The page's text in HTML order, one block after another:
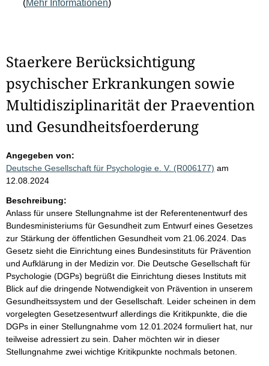
(Mehr Informationen)
Staerkere Berücksichtigung
psychischer Erkrankungen sowie
Multidisziplinarität der Praevention
und Gesundheitsfoerderung
Angegeben von:
Deutsche Gesellschaft für Psychologie e. V. (R006177) am
12.08.2024
Beschreibung:
Anlass für unsere Stellungnahme ist der Referentenentwurf des
Bundesministeriums für Gesundheit zum Entwurf eines Gesetzes
zur Stärkung der öffentlichen Gesundheit vom 21.06.2024. Das
Gesetz sieht die Einrichtung eines Bundesinstituts für Prävention
und Aufklärung in der Medizin vor. Die Deutsche Gesellschaft für
Psychologie (DGPs) begrüßt die Einrichtung dieses Instituts mit
Blick auf die dringende Notwendigkeit von Prävention in unserem
Gesundheitssystem und der Gesellschaft. Leider scheinen in dem
vorgelegten Gesetzesentwurf allerdings die Kritikpunkte, die die
DGPs in einer Stellungnahme vom 12.01.2024 formuliert hat, nur
teilweise adressiert zu sein. Daher möchten wir in dieser
Stellungnahme zwei wichtige Kritikpunkte nochmals betonen.